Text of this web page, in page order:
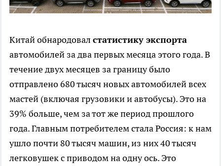
Китай обнародовал статистику экспорта
автомобилей за два первых месяца этого года. В
течение двух месяцев за границу было
отправлено 680 тысяч новых автомобилей всех
мастей (включая грузовики и автобусы). Это на
39% больше, чем за тот же период прошлого
года. Главным потребителем стала Россия: к нам
ушло почти 80 тысяч машин, из них 40 тысяч
легковушек с приводом на одну ось. Это